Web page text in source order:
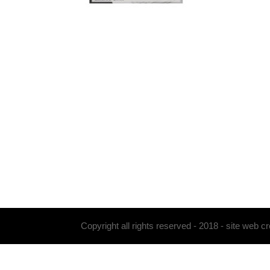
Copyright all rights reserved - 2018 - site web